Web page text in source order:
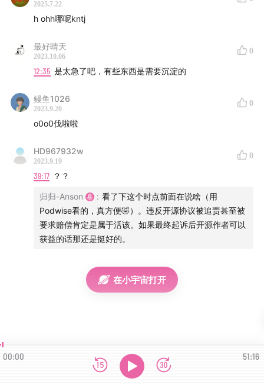
00:20:51开源协议的重要性
00:26:19GPL协议的演变和商业限制
版权保护和软件使用者意识
00:47:38 魔改与开源社区协作
硬地新知
CNCF（Cloud Native Computing Foundation）是一
个致力于促进云原生计算技术和项目的开源组织。
BSL 1.1 协议（Business Source License 1.1）是一种开
如商业用途或超过一定用户数量时，需要购买商业许
条款和条件的协议，常见的开源协议有MIT、Apache、
2025.7.22
h ohh哪呢kntj
最好晴天
2023.10.06
0
12:35 是太急了吧，有些东西是需要沉淀的
鳗鱼1026
2023.9.20
0
o0o0伐啦啦
HD967932w
2023.9.19
0
39:17 ？？
归归-Anson : 看了下这个时点前面在说啥（用
Podwise看的，真方便🤣）。违反开源协议被追责甚至被
要求赔偿肯定是属于活该。如果最终起诉后开源作者可以
获益的话那还是挺好的。
在小宇宙打开
00:00 51:16